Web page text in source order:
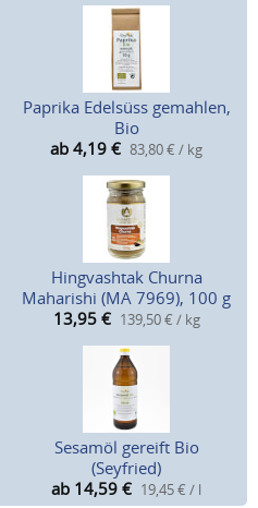
Paprika Edelsüss gemahlen,
Bio
ab 4,19 € 83,80 € / kg
Hingvashtak Churna
Maharishi (MA 7969), 100 g
13,95 € 139,50 € / kg
Sesamöl gereift Bio
(Seyfried)
ab 14,59 € 19,45 € / l